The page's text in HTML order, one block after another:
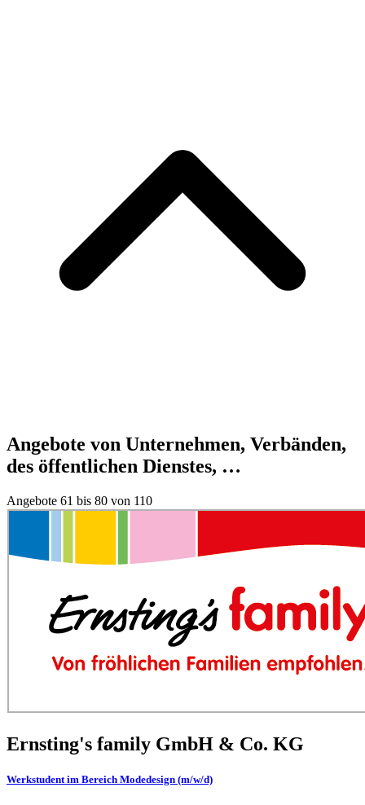
Angebote von Unternehmen, Verbänden,
des öffentlichen Dienstes, …
Angebote 61 bis 80 von 110
Ernsting's family GmbH & Co. KG
Werkstudent im Bereich Modedesign (m/w/d)